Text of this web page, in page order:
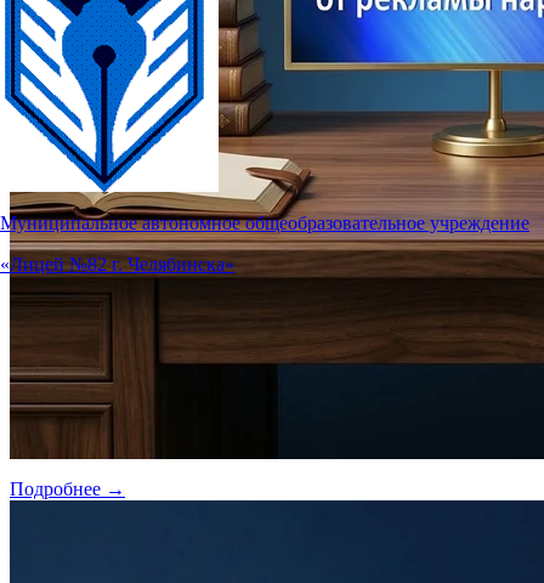
Муниципальное автономное общеобразовательное учреждение
«Лицей №82 г. Челябинска»
Подробнее →